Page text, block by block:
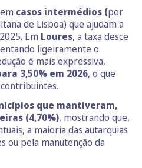
casos intermédios (por
de Lisboa) que ajudam a
Em Loures, a taxa desce
ligeiramente o
é mais expressiva,
3,50% em 2026, o que
que mantiveram,
(4,70%), mostrando que,
a maioria das autarquias
ou pela manutenção da